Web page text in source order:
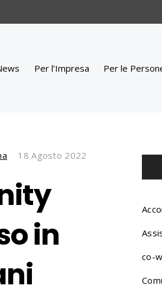
Per l’Impresa Per le
18 Agosto 2022
in
co-